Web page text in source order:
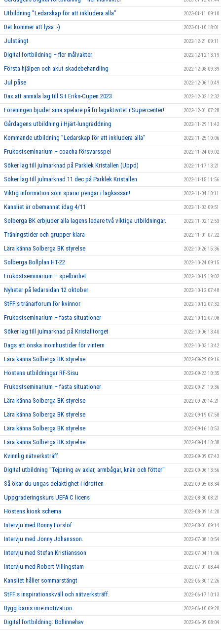
Utbildning ”Ledarskap för att inkludera alla” 2023-01-11 09:10
Det kommer att lysa :-) 2023-01-10 18:01
Julstängt 2022-12-21 09:11
Digital fortbildning – fler målvakter 2022-12-12 13:19
Första hjälpen och akut skadebehandling 2022-12-08 09:39
Jul påse 2022-12-06 10:49
Dax att anmäla lag till S:t Eriks-Cupen 2023 2022-12-02 12:32
Föreningen bjuder sina spelare på fri lagaktivitet i Supercenter! 2022-12-01 07:28
Gårdagens utbildning i Hjärt-lungräddning 2022-11-29 11:42
Kommande utbildning ”Ledarskap för att inkludera alla” 2022-11-25 10:06
Frukostseminarium – coacha försvarsspel 2022-11-24 09:02
Söker lag till julmarknad på Parklek Kristallen (Uppd) 2022-11-17 13:21
Söker lag till julmarknad 11 dec på Parklek Kristallen 2022-11-15 11:56
Viktig information som sparar pengar i lagkassan! 2022-11-04 10:11
Kansliet är obemannat idag 4/11 2022-11-03 09:51
Solberga BK erbjuder alla lagens ledare två viktiga utbildningar. 2022-11-02 12:53
Träningstider och grupper klara 2022-11-01 07:22
Lära känna Solberga BK styrelse 2022-10-26 15:36
Solberga Bollplan HT-22 2022-10-24 09:15
Frukostseminarium – spelbarhet 2022-10-19 19:02
Nyheter på ledarsidan 12 oktober 2022-10-12 07:48
StFF:s tränarforum för kvinnor 2022-10-12 07:32
Frukostseminarium – fasta situationer 2022-10-12 07:08
Söker lag till julmarknad på Kristalltorget 2022-10-06 13:40
Dags att önska inomhustider för vintern 2022-10-03 13:42
Lära känna Solberga BK styrelse 2022-09-29 09:16
Höstens utbildningar RF-Sisu 2022-09-23 10:35
Frukostseminarium – fasta situationer 2022-09-21 19:36
Lära känna Solberga BK styrelse 2022-09-20 14:21
Lära känna Solberga BK styrelse 2022-09-19 07:58
Lära känna Solberga BK styrelse 2022-09-16 10:53
Lära känna Solberga BK styrelse 2022-09-14 10:38
Kvinnlig nätverksträff 2022-09-09 07:43
Digital utbildning "Tejpning av axlar, armbågar, knän och fötter" 2022-09-06 13:56
Så ökar du ungas delaktighet i idrotten 2022-09-05 08:34
Uppgraderingskurs UEFA C licens 2022-08-30 08:21
Höstens kiosk schema 2022-08-09 14:20
Intervju med Ronny Forslöf 2022-08-01 09:14
Intervju med Jonny Johansson. 2022-07-08 10:54
Intervju med Stefan Kristiansson 2022-07-04 11:06
Intervju med Robert Villingstam 2022-07-01 08:44
Kansliet håller sommarstängt 2022-06-30 12:26
StFF:s inspirationskväll och nätverksträff. 2022-06-17 10:13
Bygg barns inre motivation 2022-06-10 09:20
Digital fortbildning: Bollinnehav 2022-06-09 08:04